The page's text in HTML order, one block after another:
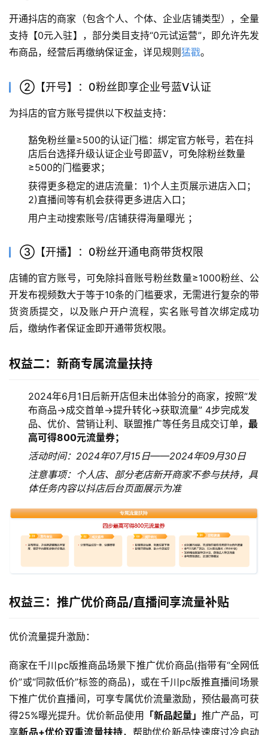
开通抖店的商家（包含个人、个体、企业店铺类型），全量
支持【0元入驻】，部分类目支持“0元试运营”，即允许先发
布商品，经营后再缴纳保证金，详见规则 猛戳。
②【开号】：0粉丝即享企业号蓝V认证
为抖店的官方账号提供以下权益支持：
豁免粉丝量≥500的认证门槛：绑定官方帐号，若在抖
店后台选择升级认证企业号即蓝V，可免除粉丝数量
≥500的门槛要求；
获得更多稳定的进店流量：1)个人主页展示进店入口；
2)直播间等有机会获得更多进店入口；
用户主动搜索账号/店铺获得海量曝光 ；
③【开播】：0粉丝开通电商带货权限
店铺的官方账号，可免除抖音账号粉丝数量≥1000粉丝、公
开发布视频数大于等于10条的门槛要求，无需进行复杂的带
货资质提交，以及账户开户流程，实名账号首次绑定成功
后，缴纳作者保证金即开通带货权限。
权益二：新商专属流量扶持
2024年6月1日后新开店但未出体验分的商家，按照“发
布商品→成交首单→提升转化→获取流量” 4步完成发
品、优价、营销让利、联盟推广等任务且成交订单， 最
高可得800元流量券；
活动时间：2024年07月15日——2024年09月30日
注意事项：个人店、部分老店新开商家不参与扶持，具
体任务内容以抖店后台页面展示为准
权益三：推广优价商品/直播间享流量补贴
优价流量提升激励：
商家在千川pc版推商品场景下推广优价商品(指带有“全网低
价”或“同款低价”标签的商品)，或在千川pc版推直播间场景
下推广优价直播间，可享专属优价流量激励，预估最高可获
得25%曝光提升。优价新品使用
「新品起量」 推广产品，可
享新品+优价双重流量扶持，帮助优价新品快速度过冷启动